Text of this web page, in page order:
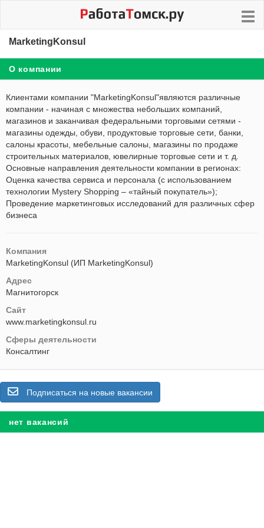
MarketingKonsul
О компании
Клиентами компании "MarketingKonsul"являются различные
компании - начиная с множества небольших компаний,
магазинов и заканчивая федеральными торговыми сетями -
магазины одежды, обуви, продуктовые торговые сети, банки,
салоны красоты, мебельные салоны, магазины по продаже
строительных материалов, ювелирные торговые сети и т. д.
Основные направления деятельности компании в регионах:
Оценка качества сервиса и персонала (с использованием
технологии Mystery Shopping – «тайный покупатель»);
Проведение маркетинговых исследований для различных сфер
бизнеса
Компания
MarketingKonsul (ИП MarketingKonsul)
Адрес
Магнитогорск
Сайт
www.marketingkonsul.ru
Сферы деятельности
Консалтинг
Подписаться на новые вакансии
нет вакансий